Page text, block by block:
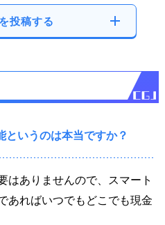
だと感じました。
投稿する
というのは本当ですか？
はありませんので、スマート
あればいつでもどこでも現金